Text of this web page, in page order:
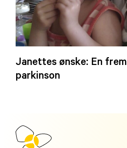
Janettes ønske: En
parkinson